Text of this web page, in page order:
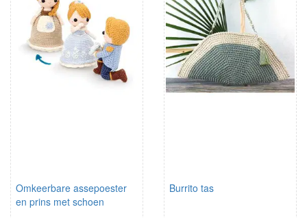
Omkeerbare assepoester
en prins met schoen
Burrito tas